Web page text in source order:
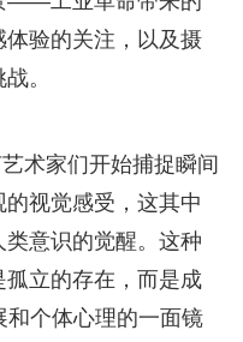
验的关注，以及摄
。
术家们开始捕捉瞬间
视觉感受，这其中
意识的觉醒。这种
立的存在，而是成
个体心理的一面镜